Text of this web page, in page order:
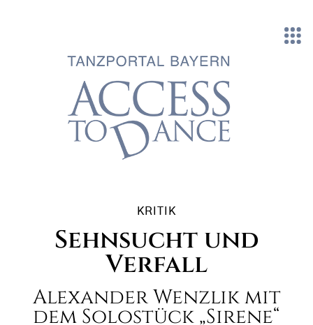
KRITIK
Sehnsucht und
Verfall
Alexander Wenzlik mit
dem Solostück „Sirene“